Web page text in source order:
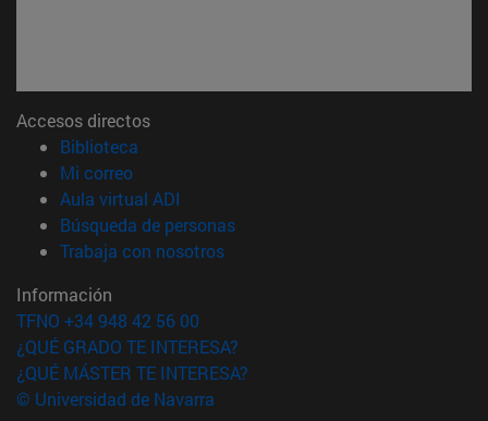
Accesos directos
Biblioteca
Mi correo(abre en nueva ventana)
Aula virtual ADI
Búsqueda de personas(abre en nueva ventana)
Trabaja con nosotros(abre en nueva ventana)
Información
TFNO +34 948 42 56 00
¿QUÉ GRADO TE INTERESA?
¿QUÉ MÁSTER TE INTERESA?
© Universidad de Navarra